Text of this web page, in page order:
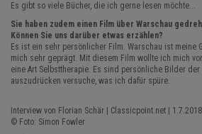
Es gibt so viele Bücher, die ich gerne lesen möchte...
Sie haben zudem einen Film über Warschau
Können Sie uns darüber etwas erzählen?
Es ist ein sehr persönlicher Film. Warschau ist meine
mich sehr geprägt. Mit diesem Film wollte ich mich
eine Art Selbsttherapie. Es sind persönliche Bilder der
auszudrücken versuche, was ich dafür spüre.
Interview von Florian Schär | Classicpoint.net | 1.7.2018
© Foto: Simon Fowler